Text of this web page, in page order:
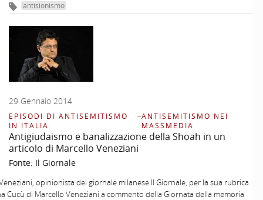
antisionismo
29 Gennaio 2014
EPISODI DI ANTISEMITISMO
IN ITALIA
–ANTISEMITISMO NEI
MASSMEDIA
Antigiudaismo e banalizzazione della Shoah in un
articolo di Marcello Veneziani
Fonte: Il Giornale
opinionista del giornale milanese Il Giornale, per la sua rubrica
Cucù di Marcello Veneziani a commento della Giornata della memoria